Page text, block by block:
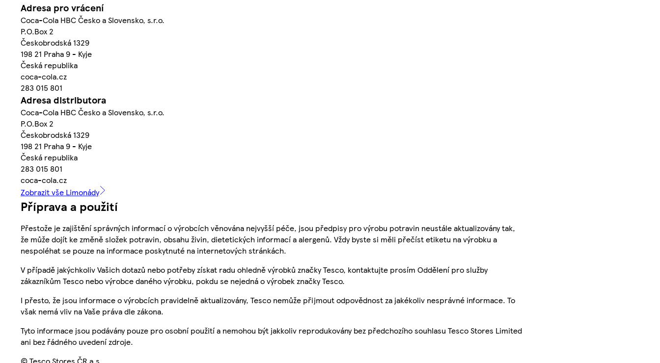
Adresa pro vrácení
Coca-Cola HBC Česko a Slovensko, s.r.o.
P.O.Box 2
Českobrodská 1329
198 21 Praha 9 - Kyje
Česká republika
coca-cola.cz
283 015 801
Adresa distributora
Coca-Cola HBC Česko a Slovensko, s.r.o.
P.O.Box 2
Českobrodská 1329
198 21 Praha 9 - Kyje
Česká republika
283 015 801
coca-cola.cz
Zobrazit vše Limonády
Příprava a použití
Přestože je zajištění správných informací o výrobcích věnována nejvyšší péče, jsou předpisy pro výrobu potravin neustále aktualizovány tak,
že může dojít ke změně složek potravin, obsahu živin, dietetických informací a alergenů. Vždy byste si měli přečíst etiketu na výrobku a
nespoléhat se pouze na informace poskytnuté na internetových stránkách.
V případě jakýchkoliv Vašich dotazů nebo potřeby získat radu ohledně výrobků značky Tesco, kontaktujte prosím Oddělení pro služby
zákazníkům Tesco nebo výrobce daného výrobku, pokdu se nejedná o výrobek značky Tesco.
I přesto, že jsou informace o výrobcích pravidelně aktualizovány, Tesco nemůže přijmout odpovědnost za jakékoliv nesprávné informace. To
však nemá vliv na Vaše práva dle zákona.
Tyto informace jsou podávány pouze pro osobní použití a nemohou být jakkoliv reprodukovány bez předchozího souhlasu Tesco Stores Limited
ani bez řádného uvedení zdroje.